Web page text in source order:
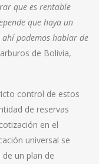
que es rentable
que haya un
ahí podemos hablar de
de Bolivia,
control de estos
de reservas
en el
universal se
de un plan de